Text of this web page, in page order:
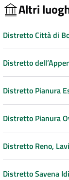
Altri
Distretto Città di
Distretto
Distretto Pianura
Distretto Pianura
Distretto Reno,
Distretto Savena